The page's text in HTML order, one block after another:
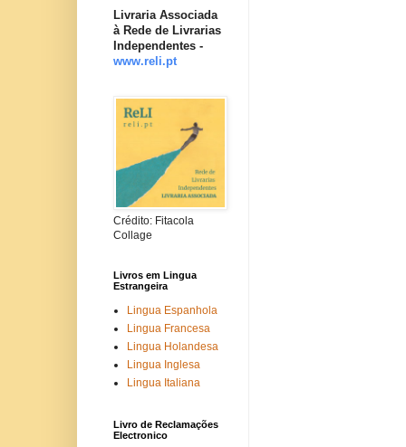
Livraria Associada
à Rede de Livrarias
Independentes -
www.reli.pt
Crédito: Fitacola
Collage
Livros em Lingua
Estrangeira
Lingua Espanhola
Lingua Francesa
Lingua Holandesa
Lingua Inglesa
Lingua Italiana
Livro de Reclamações
Electronico